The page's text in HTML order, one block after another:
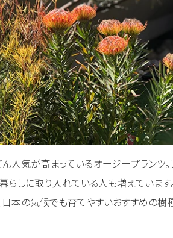
人気が高まっているオージープランツ
らしに取り入れている人も増えていま
日本の気候でも育てやすいおすすめの樹